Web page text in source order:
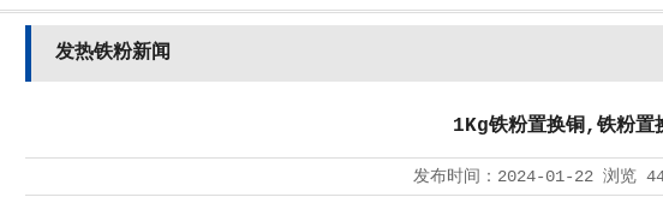
发热铁粉新闻
1Kg铁粉置换铜,铁粉置
发布时间： 2024-01-22 浏览